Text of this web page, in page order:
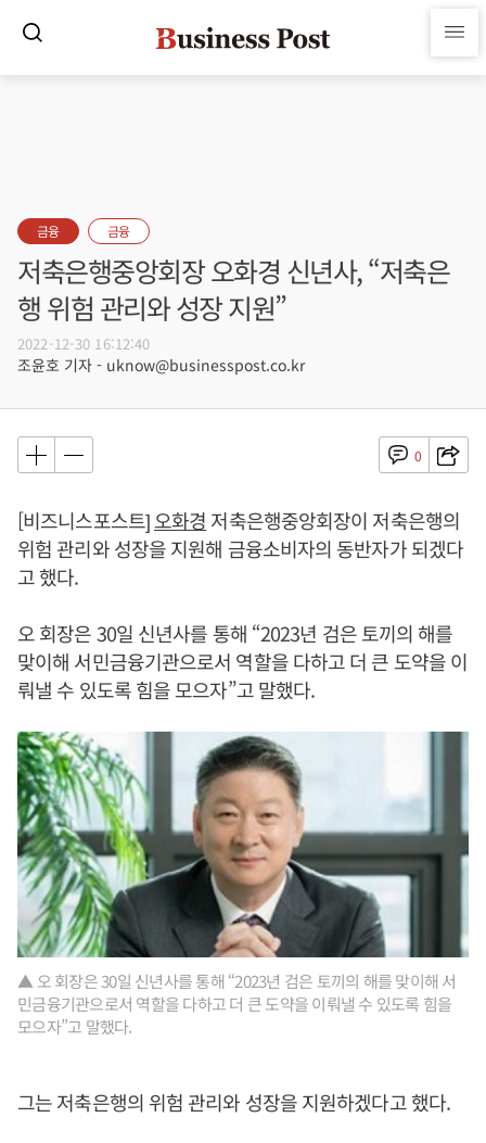
금융 금융
저축은행중앙회장 오화경 신년사, “저축은
행 위험 관리와 성장 지원”
2022-12-30 16:12:40
조윤호 기자 - uknow@businesspost.co.kr
0
[비즈니스포스트]오화경 저축은행중앙회장이 저축은행의
위험 관리와 성장을 지원해 금융소비자의 동반자가 되겠다
고 했다.
오 회장은 30일 신년사를 통해 “2023년 검은 토끼의 해를
맞이해 서민금융기관으로서 역할을 다하고 더 큰 도약을 이
뤄낼 수 있도록 힘을 모으자”고 말했다.
▲ 오 회장은 30일 신년사를 통해 “2023년 검은 토끼의 해를 맞이해 서
민금융기관으로서 역할을 다하고 더 큰 도약을 이뤄낼 수 있도록 힘을
모으자”고 말했다.
그는 저축은행의 위험 관리와 성장을 지원하겠다고 했다.